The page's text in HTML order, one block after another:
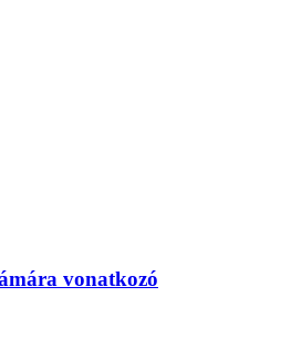
vonatkozó